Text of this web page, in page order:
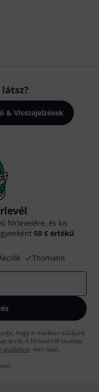
& Visszajelzések
hírlevelére, és kis
50 € értékű
Thomann
hogy e-mailben küldjünk
erről. A hírlevélről további
guideline -ben talál.